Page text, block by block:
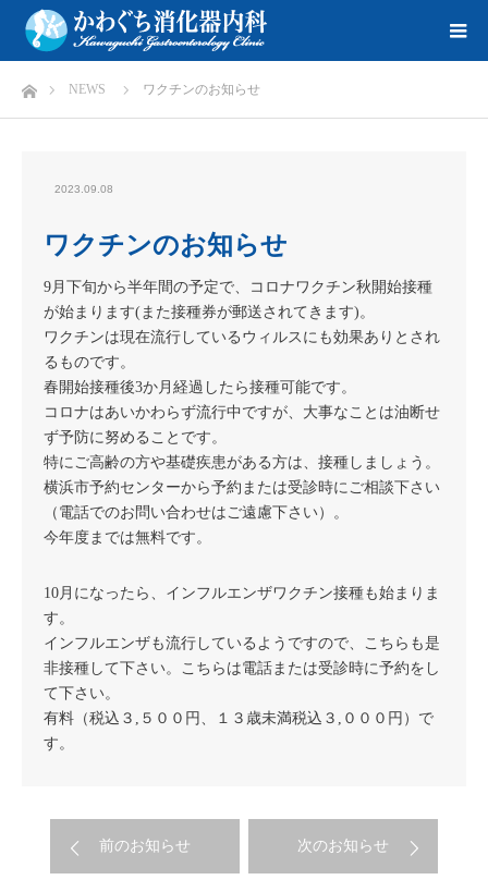
ホームNEWS ワクチンのお知らせ
2023.09.08
ワクチンのお知らせ
9月下旬から半年間の予定で、コロナワクチン秋開始接種
が始まります(また接種券が郵送されてきます)。
ワクチンは現在流行しているウィルスにも効果ありとされ
るものです。
春開始接種後3か月経過したら接種可能です。
コロナはあいかわらず流行中ですが、大事なことは油断せ
ず予防に努めることです。
特にご高齢の方や基礎疾患がある方は、接種しましょう。
横浜市予約センターから予約または受診時にご相談下さい
（電話でのお問い合わせはご遠慮下さい）。
今年度までは無料です。
10月になったら、インフルエンザワクチン接種も始まりま
す。
インフルエンザも流行しているようですので、こちらも是
非接種して下さい。こちらは電話または受診時に予約をし
て下さい。
有料（税込３,５００円、１３歳未満税込３,０００円）で
す。
前のお知らせ 次のお知らせ